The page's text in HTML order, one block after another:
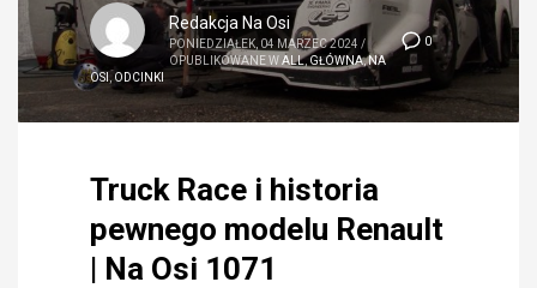
0
Redakcja Na Osi
PONIEDZIAŁEK, 04 MARZEC 2024 /
OPUBLIKOWANE WALL,GŁÓWNA,NA
OSI ODCINKI
Truck Race i historia
pewnego modelu Renault
| Na Osi 1071